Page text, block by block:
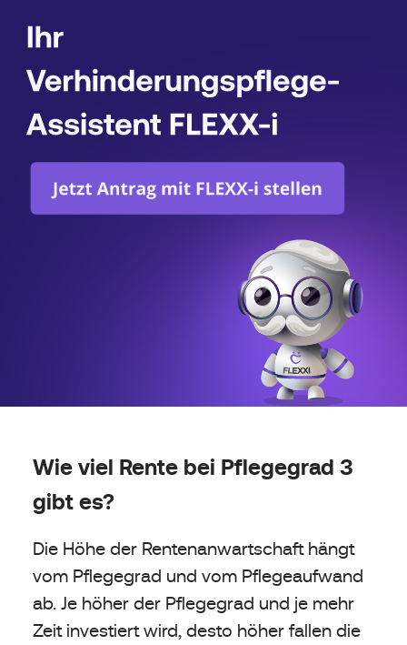
Wie viel Rente bei Pflegegrad 3
gibt es?
Die Höhe der Rentenanwartschaft hängt
vom Pflegegrad und vom Pflegeaufwand
ab. Je höher der Pflegegrad und je mehr
Zeit investiert wird, desto höher fallen die